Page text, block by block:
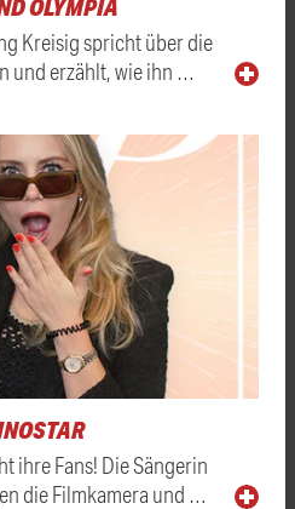
OLYMPIA
Kreisig spricht über die
und erzählt, wie ihn …
ihre Fans! Die Sängerin
die Filmkamera und …